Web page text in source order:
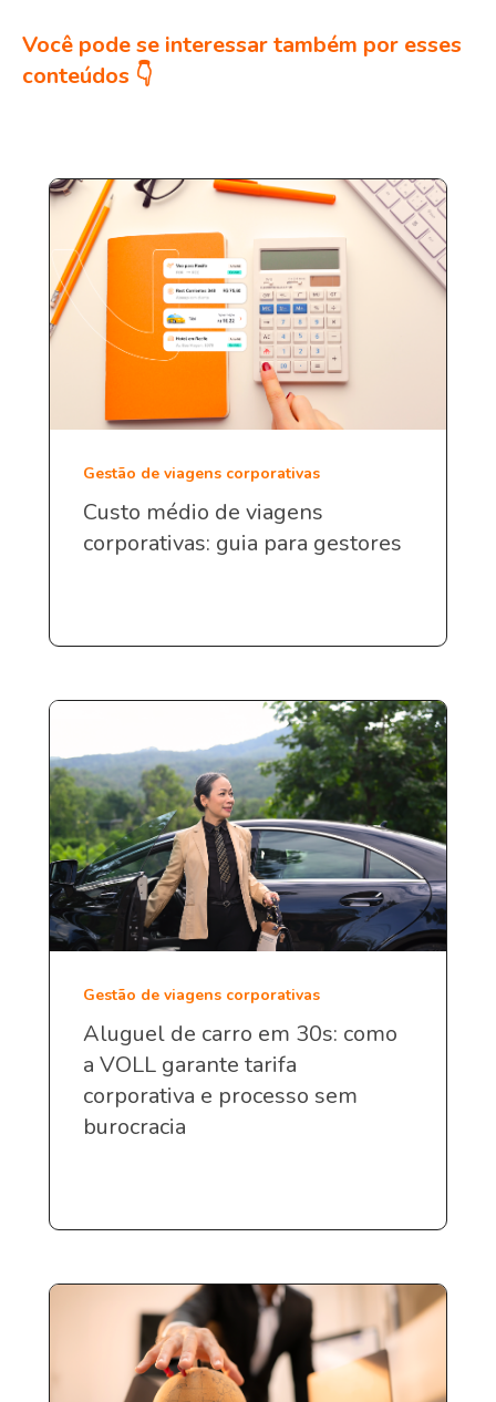
Você pode se interessar também por esses
conteúdos 👇
Gestão de viagens corporativas
Custo médio de viagens
corporativas: guia para gestores
Gestão de viagens corporativas
Aluguel de carro em 30s: como
a VOLL garante tarifa
corporativa e processo sem
burocracia